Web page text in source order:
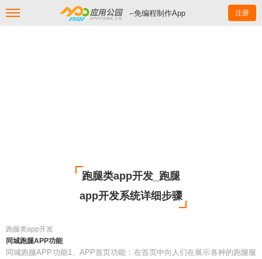
--免编程制作App 注册
跑腿类app开发_跑腿
app开发系统详细步骤
跑腿类app开发
同城跑腿APP功能
同城跑腿APP功能1、APP首页功能：在首页中向人们在展示各种的跑腿服